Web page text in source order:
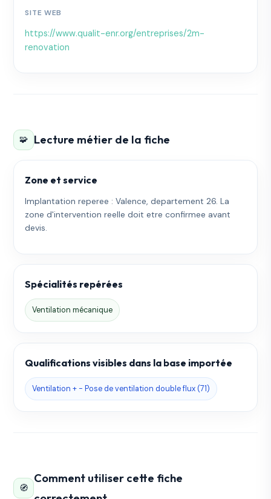
SITE WEB
https://www.qualit-enr.org/entreprises/2m-
renovation
🧩 Lecture métier de la fiche
Zone et service
Implantation reperee : Valence, departement 26. La
zone d'intervention reelle doit etre confirmee avant
devis.
Spécialités repérées
Ventilation mécanique
Qualifications visibles dans la base importée
Ventilation + - Pose de ventilation double flux (71)
🧭
Comment utiliser cette fiche